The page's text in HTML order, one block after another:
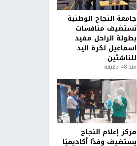
جامعة النجاح الوطنية
تستضيف منافسات
بطولة الراحل مفيد
اسماعيل لكرة اليد
للناشئين
منذ 48 دقيقة
مركز إعلام النجاح
يستضيف وفدًا أكاديميًا